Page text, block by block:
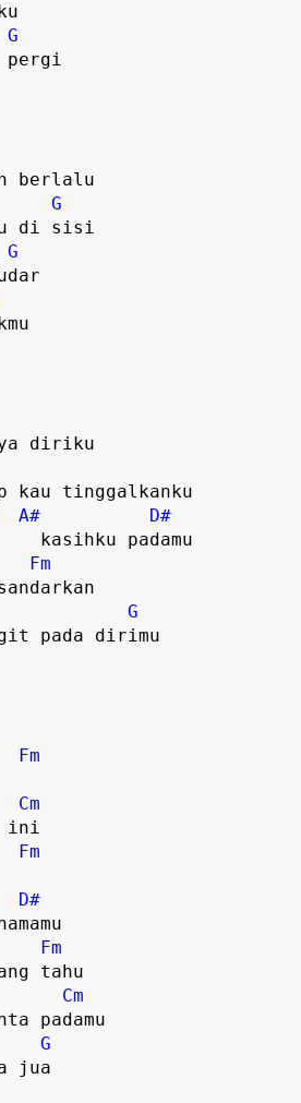
G
G
G
A#
D#
Fm
G
Fm
Cm
Fm
D#
Fm
Cm
G